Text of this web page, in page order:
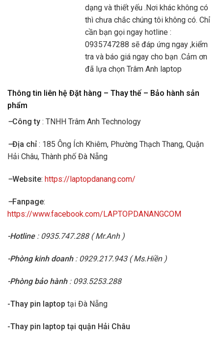
dạng và thiết yếu .Nơi khác không có
thì chưa chắc chúng tôi không có. Chỉ
cần bạn gọi ngay hotline :
0935747288 sẽ đáp ứng ngay ,kiểm
tra và báo giá ngay cho bạn .Cảm ơn
đã lựa chọn Trâm Anh laptop
Thông tin liên hệ Đặt hàng – Thay thế – Bảo hành sản
phẩm
–Công ty : TNHH Trâm Anh Technology
–Địa chỉ : 185 Ông Ích Khiêm, Phường Thạch Thang, Quận
Hải Châu, Thành phố Đà Nẵng
–Website: https://laptopdanang.com/
–Fanpage:
https://www.facebook.com/LAPTOPDANANGCOM
-Hotline: 0935.747.288 ( Mr.Anh )
-Phòng kinh doanh: 0929.217.943 ( Ms.Hiền )
-Phòng bảo hành: 093.5253.288
-Thay pin laptop tại Đà Nẵng
-Thay pin laptop tại quận Hải Châu